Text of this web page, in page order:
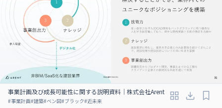
事業計画及び成長可能性に関する説明資料｜株式会社Arent
#事業計画#建築#ベン図#ブラック#近未来